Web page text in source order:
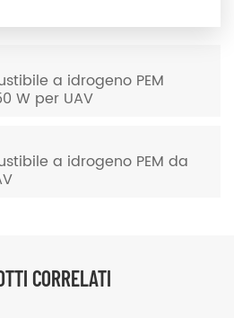
a idrogeno PEM
W per UAV
a idrogeno PEM da
CORRELATI